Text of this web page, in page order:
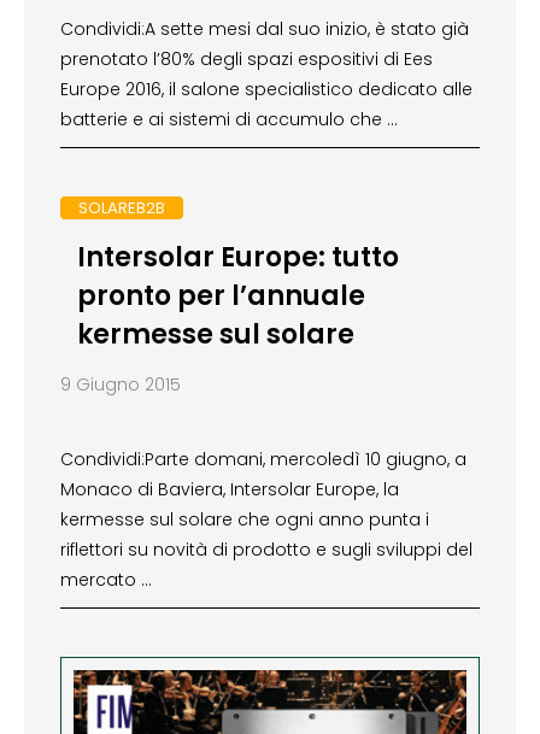
Condividi:A sette mesi dal suo inizio, è stato già
prenotato l’80% degli spazi espositivi di Ees
Europe 2016, il salone specialistico dedicato alle
batterie e ai sistemi di accumulo che …
SOLAREB2B
Intersolar Europe: tutto
pronto per l’annuale
kermesse sul solare
9 Giugno 2015
Condividi:Parte domani, mercoledì 10 giugno, a
Monaco di Baviera, Intersolar Europe, la
kermesse sul solare che ogni anno punta i
riflettori su novità di prodotto e sugli sviluppi del
mercato …